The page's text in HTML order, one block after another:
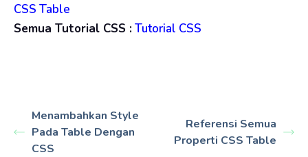
CSS Table
Semua Tutorial CSS :Tutorial CSS
Menambahkan Style
Pada Table Dengan
CSS
Referensi Semua
Properti CSS Table